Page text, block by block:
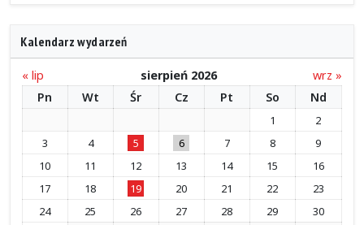
Kalendarz wydarzeń
« lip sierpień 2026
wrz »
Pn
Wt Śr Cz Pt So Nd
1
2
3
4 5 6 7 8
9
10
11 12 13 14 15
16
17
18 19 20 21 22
23
24
25 26 27 28 29
30